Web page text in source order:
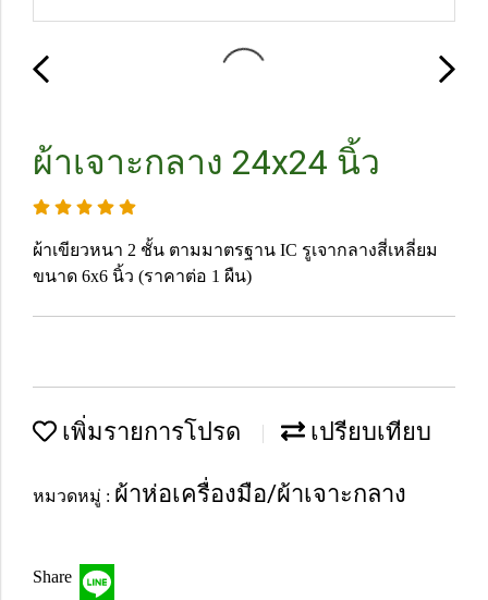
ผ้าเจาะกลาง 24x24 นิ้ว
ผ้าเขียวหนา 2 ชั้น ตามมาตรฐาน IC รูเจากลางสี่เหลี่ยม
ขนาด 6x6 นิ้ว (ราคาต่อ 1 ผืน)
เพิ่มรายการโปรด เปรียบเทียบ
หมวดหมู่ : ผ้าห่อเครื่องมือ/ผ้าเจาะกลาง
Share